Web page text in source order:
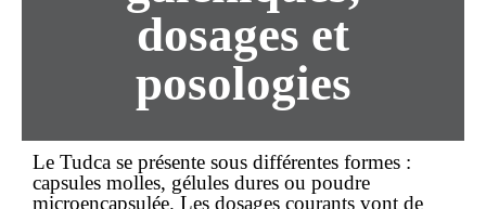
dosages et
posologies
Le Tudca se présente sous différentes formes :
capsules molles, gélules dures ou poudre
microencapsulée. Les dosages courants vont de